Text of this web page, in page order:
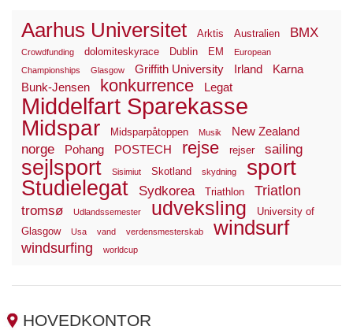
Aarhus Universitet Arktis Australien BMX
Crowdfunding dolomiteskyrace Dublin EM
European
Championships
Glasgow Griffith University Irland
Karna
Bunk-Jensen
konkurrence Legat
Middelfart Sparekasse
Midspar Midsparpåtoppen Musik New Zealand
norge Pohang POSTECH rejse rejser sailing
sejlsport Sisimiut Skotland skydning sport
Studielegat Sydkorea Triathlon Triatlon
tromsø Udlandssemester udveksling
University of
Glasgow
Usa vand verdensmesterskab windsurf
windsurfing worldcup
HOVEDKONTOR